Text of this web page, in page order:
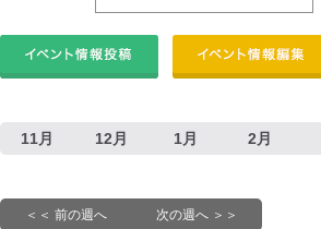
11月 12月 1月 2月
＜＜ 前の週へ 次の週へ ＞＞